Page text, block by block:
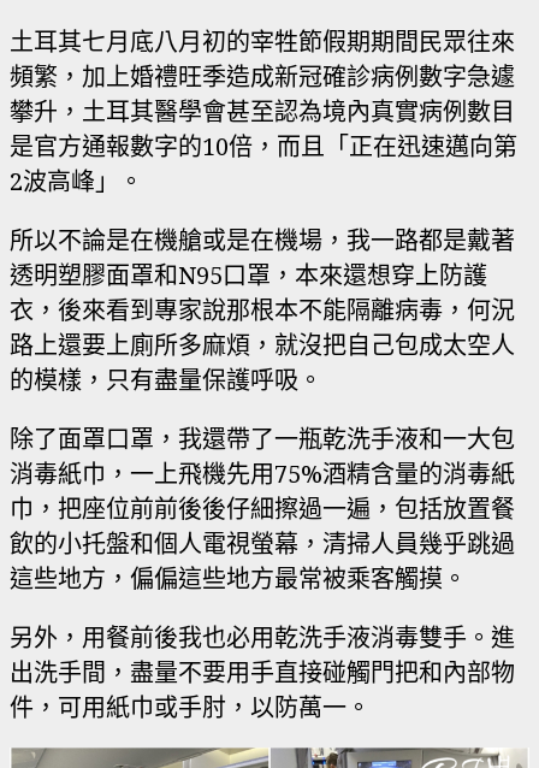
土耳其七月底八月初的宰牲節假期期間民眾往來
頻繁，加上婚禮旺季造成新冠確診病例數字急遽
攀升，土耳其醫學會甚至認為境內真實病例數目
是官方通報數字的10倍，而且「正在迅速邁向第
2波高峰」。
所以不論是在機艙或是在機場，我一路都是戴著
透明塑膠面罩和N95口罩，本來還想穿上防護
衣，後來看到專家說那根本不能隔離病毒，何況
路上還要上廁所多麻煩，就沒把自己包成太空人
的模樣，只有盡量保護呼吸。
除了面罩口罩，我還帶了一瓶乾洗手液和一大包
消毒紙巾，一上飛機先用75%酒精含量的消毒紙
巾，把座位前前後後仔細擦過一遍，包括放置餐
飲的小托盤和個人電視螢幕，清掃人員幾乎跳過
這些地方，偏偏這些地方最常被乘客觸摸。
另外，用餐前後我也必用乾洗手液消毒雙手。進
出洗手間，盡量不要用手直接碰觸門把和內部物
件，可用紙巾或手肘，以防萬一。